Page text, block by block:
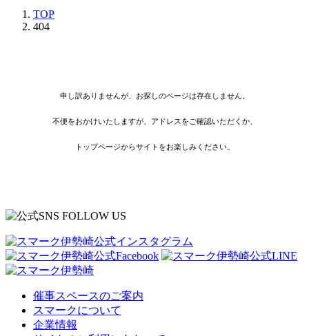
TOP
404
申し訳ありませんが、お探しのページは存在しません。
不便をおかけいたしますが、アドレスをご確認いただくか、
トップページからサイトをお楽しみください。
催事スペースのご案内
スマークについて
企業情報